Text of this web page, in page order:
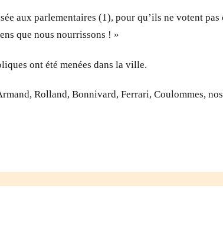
aux parlementaires (1), pour qu’ils ne votent
que nous nourrissons ! »
ont été menées dans la ville.
Rolland, Bonnivard, Ferrari, Coulommes,